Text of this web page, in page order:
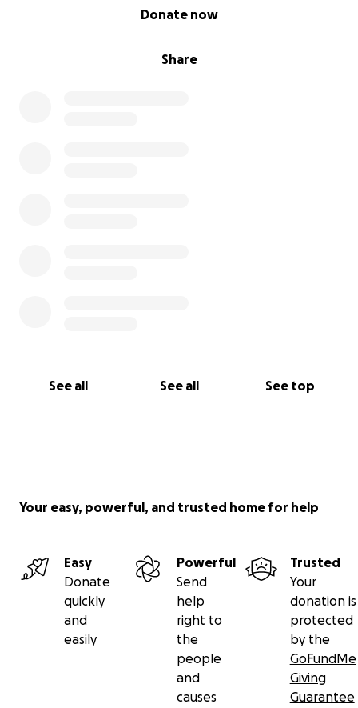
Share
Donate now
See all See all See top
Your easy, powerful, and trusted home for help
Easy
Donate
quickly
and
easily
Powerful
Send
help
right to
the
people
and
causes
Trusted
Your
donation is
protected
by the
GoFundMe
Giving
Guarantee